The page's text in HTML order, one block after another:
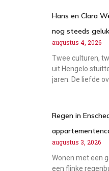
Hans en Clara
nog steeds
augustus 4, 2026
Twee culturen,
uit Hengelo
jaren. De liefde
Regen in
augustus 3, 2026
Wonen met een
een flinke